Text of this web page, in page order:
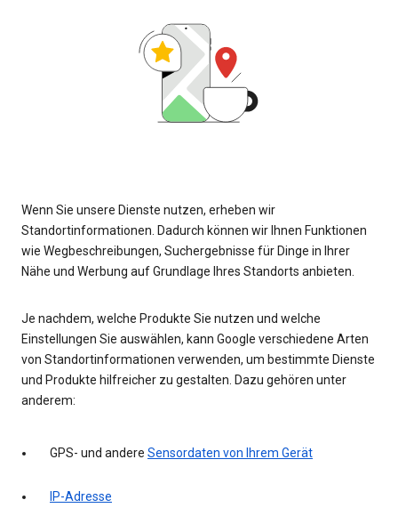
Wenn Sie unsere Dienste nutzen, erheben wir
Standortinformationen. Dadurch können wir Ihnen Funktionen
wie Wegbeschreibungen, Suchergebnisse für Dinge in Ihrer
Nähe und Werbung auf Grundlage Ihres Standorts anbieten.
Je nachdem, welche Produkte Sie nutzen und welche
Einstellungen Sie auswählen, kann Google verschiedene Arten
von Standortinformationen verwenden, um bestimmte Dienste
und Produkte hilfreicher zu gestalten. Dazu gehören unter
anderem:
GPS- und andere Sensordaten von Ihrem Gerät
IP-Adresse